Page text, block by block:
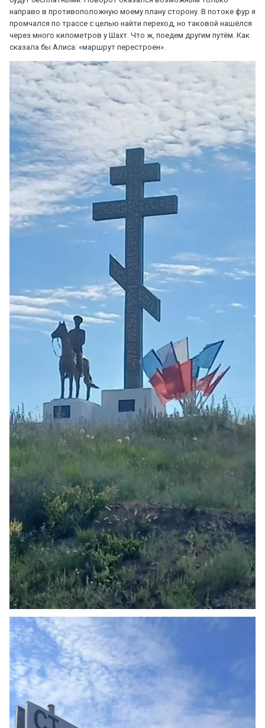
направо в противоположную моему плану сторону. В потоке фур я
промчался по трассе с целью найти переход, но таковой нашёлся
через много километров у Шахт. Что ж, поедем другим путём. Как
сказала бы Алиса: «маршрут перестроен».